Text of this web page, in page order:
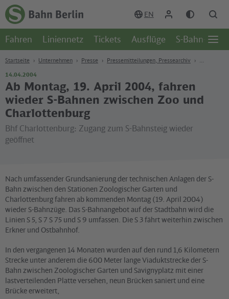
Zum Hauptinhalt
Zur Suche
Zur Hauptnavigation
Zur Fußzeile
Zur
Startseite
S-
Bahn
EN
Fahren Liniennetz Tickets Ausflüge S-Bahn-Welt
Startseite Unternehmen Presse Pressemitteilungen, Pressearchiv
14.04.2004
Ab Montag, 19. April 2004, fahren
wieder S-Bahnen zwischen Zoo und
Charlottenburg
Bhf Charlottenburg: Zugang zum S-Bahnsteig wieder
geöffnet
Nach umfassender Grundsanierung der technischen Anlagen der S-
Bahn zwischen den Stationen Zoologischer Garten und
Charlottenburg fahren ab kommenden Montag (19. April 2004)
wieder S-Bahnzüge. Das S-Bahnangebot auf der Stadtbahn wird die
Linien S 5, S 7 S 75 und S 9 umfassen. Die S 3 fährt weiterhin zwischen
Erkner und Ostbahnhof.
In den vergangenen 14 Monaten wurden auf den rund 1,6 Kilometern
Strecke unter anderem die 600 Meter lange Viaduktstrecke der S-
Bahn zwischen Zoologischer Garten und Savignyplatz mit einer
lastverteilenden Platte versehen, neun Brücken saniert und eine
Brücke erweitert,